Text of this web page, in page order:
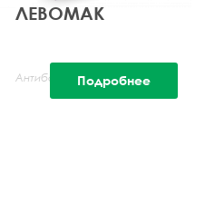
ЛЕВОМАК
Антибактериальные
Подробнее